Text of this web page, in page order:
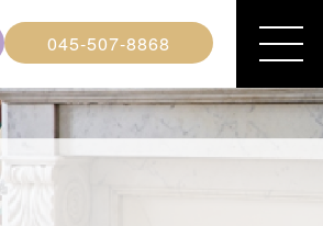
045-507-8868